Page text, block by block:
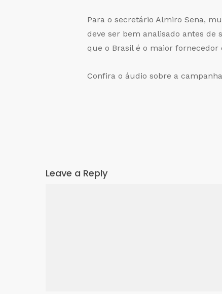
Para o secretário Almiro Sena,
deve ser bem analisado antes de
que o Brasil é o maior
Confira o áudio sobre a
Leave a Reply